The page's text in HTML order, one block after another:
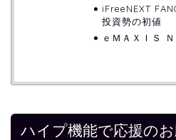
iFreeNEXT
投資勢の初値
ｅＭＡＸＩＳ
ハイプ機能で応援の